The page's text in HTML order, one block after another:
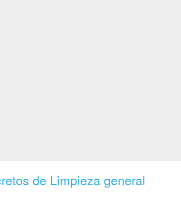
de Limpieza general